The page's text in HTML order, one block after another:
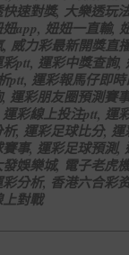
速對獎, 大樂透玩
app, 妞妞一直輸,
, 威力彩最新開獎直
ptt, 運彩中獎查詢,
ptt, 運彩報馬仔即
, 運彩朋友圈預測賽
運彩線上投注ptt, 運
, 運彩足球比分, 運
事, 運彩足球預測,
娛樂城, 電子老虎
彩分析, 香港六合彩
對戰